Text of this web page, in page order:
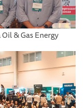
& Gas Energy